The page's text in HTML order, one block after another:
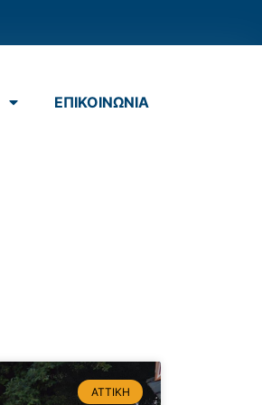
ΕΠΙΚΟΙΝΩΝΙΑ
ΑΤΤΙΚΗ